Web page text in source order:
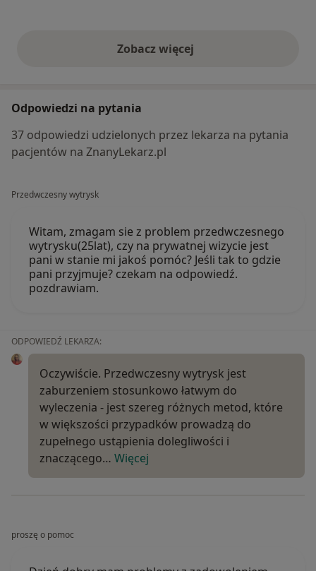
Zobacz więcejopinie powyżej
Odpowiedzi na pytania
37 odpowiedzi udzielonych przez lekarza na pytania
pacjentów na ZnanyLekarz.pl
Przedwczesny wytrysk
Witam, zmagam sie z problem przedwczesnego
wytrysku(25lat), czy na prywatnej wizycie jest
pani w stanie mi jakoś pomóc? Jeśli tak to gdzie
pani przyjmuje? czekam na odpowiedź.
pozdrawiam.
ODPOWIEDŹ LEKARZA:
Oczywiście. Przedwczesny wytrysk jest
zaburzeniem stosunkowo łatwym do
wyleczenia - jest szereg różnych metod, które
w większości przypadków prowadzą do
zupełnego ustąpienia dolegliwości i
znaczącego… Więcej
proszę o pomoc